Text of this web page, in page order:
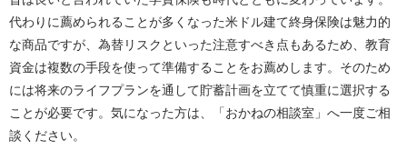
代わりに薦められることが多くなった米ドル建て終身保険は魅力的
な商品ですが、為替リスクといった注意すべき点もあるため、教育
資金は複数の手段を使って準備することをお薦めします。そのため
には将来のライフプランを通して貯蓄計画を立てて慎重に選択する
ことが必要です。気になった方は、「おかねの相談室」へ一度ご相
談ください。